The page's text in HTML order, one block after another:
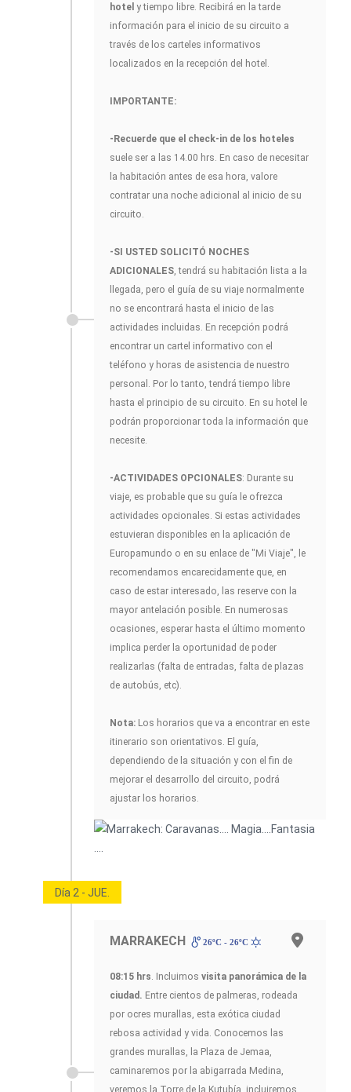
hotel y tiempo libre. Recibirá en la tarde
información para el inicio de su circuito a
través de los carteles informativos
localizados en la recepción del hotel.
IMPORTANTE:
-Recuerde que el check-in de los hoteles
suele ser a las 14.00 hrs. En caso de necesitar
la habitación antes de esa hora, valore
contratar una noche adicional al inicio de su
circuito.
-SI USTED SOLICITÓ NOCHES
ADICIONALES , tendrá su habitación lista a la
llegada, pero el guía de su viaje normalmente
no se encontrará hasta el inicio de las
actividades incluidas. En recepción podrá
encontrar un cartel informativo con el
teléfono y horas de asistencia de nuestro
personal. Por lo tanto, tendrá tiempo libre
hasta el principio de su circuito. En su hotel le
podrán proporcionar toda la información que
necesite.
-ACTIVIDADES OPCIONALES: Durante su
viaje, es probable que su guía le ofrezca
actividades opcionales. Si estas actividades
estuvieran disponibles en la aplicación de
Europamundo o en su enlace de "Mi Viaje", le
recomendamos encarecidamente que, en
caso de estar interesado, las reserve con la
mayor antelación posible. En numerosas
ocasiones, esperar hasta el último momento
implica perder la oportunidad de poder
realizarlas (falta de entradas, falta de plazas
de autobús, etc).
Nota: Los horarios que va a encontrar en este
itinerario son orientativos. El guía,
dependiendo de la situación y con el fin de
mejorar el desarrollo del circuito, podrá
ajustar los horarios.
Día 2 - JUE.
MARRAKECH 26ºC - 26ºC
08:15 hrs . Incluimos visita panorámica de la
ciudad. Entre cientos de palmeras, rodeada
por ocres murallas, esta exótica ciudad
rebosa actividad y vida. Conocemos las
grandes murallas, la Plaza de Jemaa,
caminaremos por la abigarrada Medina,
veremos la Torre de la Kutubía, incluiremos